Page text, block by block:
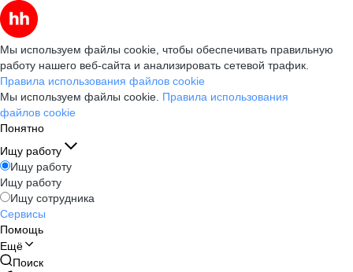
Мы используем файлы cookie, чтобы обеспечивать правильную
работу нашего веб-сайта и анализировать сетевой трафик.
Правила использования файлов cookie
Мы используем файлы cookie. Правила использования
файлов cookie
Понятно
Ищу работу
Ищу работу
Ищу работу
Ищу сотрудника
Сервисы
Помощь
Ещё
Поиск